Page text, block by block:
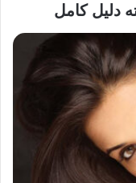
دليل كامل